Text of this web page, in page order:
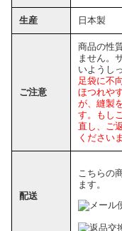
生産 日本製
ご注意
商品の性
ません。
いようし
足袋に不
ほつれや
が、縫製
す。もし
直し、ご
ください
配送
こちらの
ます。